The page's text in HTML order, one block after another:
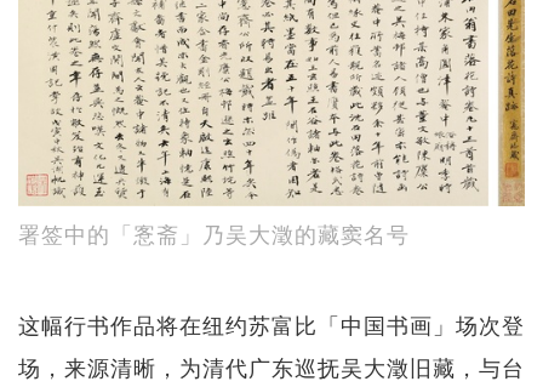
署签中的「愙斋」乃吴大澂的藏窦名号
这幅行书作品将在纽约苏富比「中国书画」场次登
场，来源清晰，为清代广东巡抚吴大澂旧藏，与台